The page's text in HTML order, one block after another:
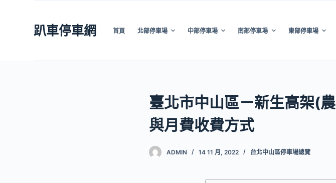
趴車停車網 首頁 北部停車場 中部停車場 南部停車場 東部停車場
臺北市中山區－新生高架(
與月費收費方式
ADMIN 14 11 月, 2022 台北中山區停車場總覽